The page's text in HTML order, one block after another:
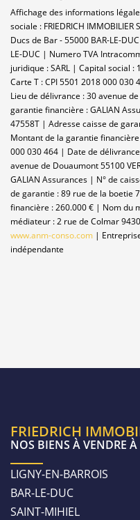
Affichage des informations
sociale : FRIEDRICH
Ducs de Bar - 55000 BAR-LE-
LE-DUC | Numero TVA
juridique : SARL | Capital social :
Carte T : CPI 5501 2018 000
Lieu de délivrance : 30 avenue
garantie financière : GALIAN
47558T | Adresse caisse de
Montant de la garantie
000 030 464 | Date de
avenue de Douaumont 55100
GALIAN Assurances | N° de
de garantie : 89 rue de la boetie
financière : 260.000 € | Nom du
médiateur : 2 rue de Colmar
www.anm-conso.com |
indépendante
FRIEDRICH
NOS BIENS À VENDRE À
LIGNY-EN-BARROIS
BAR-LE-DUC
SAINT-MIHIEL